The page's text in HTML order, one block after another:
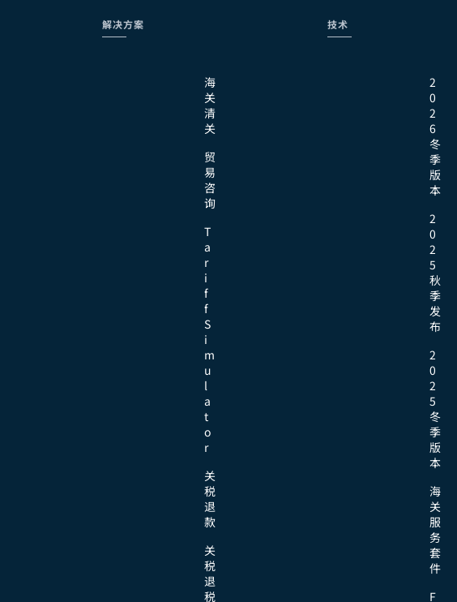
解决方案
海
关
清
关
贸
易
咨
询
T
a
r
i
f
f
S
i
m
u
l
a
t
o
r
关
税
退
款
关
税
退
税
技术
2
0
2
6
冬
季
版
本
2
0
2
5
秋
季
发
布
2
0
2
5
冬
季
版
本
海
关
服
务
套
件
F